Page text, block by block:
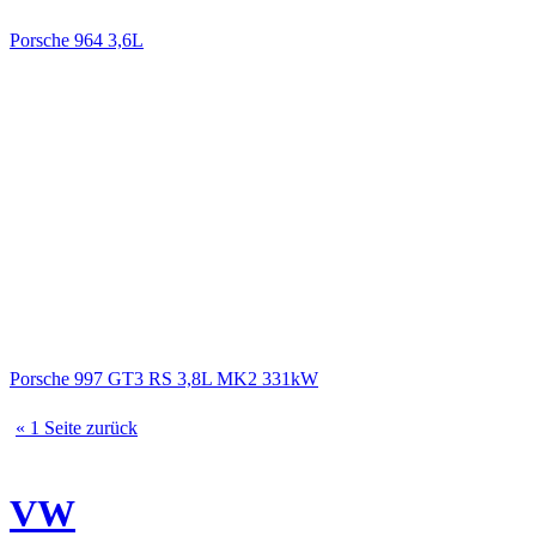
Porsche 964 3,6L
Porsche 997 GT3 RS 3,8L MK2 331kW
« 1 Seite zurück
VW